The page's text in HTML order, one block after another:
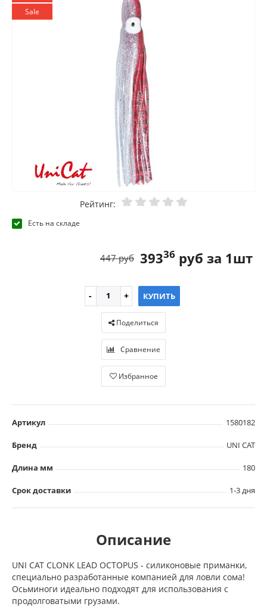
Sale
Рейтинг:
Есть на складе
39336 руб за 1шт
447 руб
КУПИТЬ
Поделиться
Сравнение
Избранное
Артикул 1580182
Бренд UNI CAT
Длина мм 180
Срок доставки 1-3 дня
Описание
UNI CAT CLONK LEAD OCTOPUS - силиконовые приманки,
специально разработанные компанией для ловли сома!
Осьминоги идеально подходят для использования с
продолговатыми грузами.